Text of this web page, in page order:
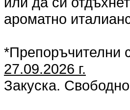
ароматно
*Препоръчителни
27.09.2026 г.
Закуска.